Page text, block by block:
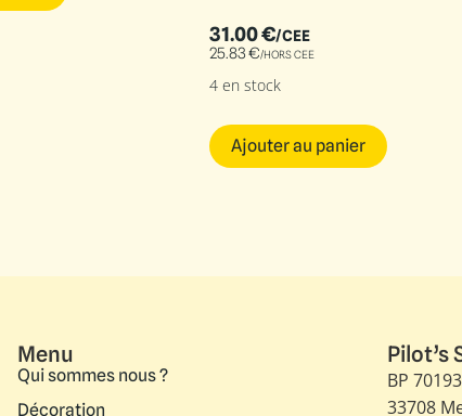
31.00€/CEE
25.83€/HORS CEE
4 en stock
Ajouter au panier
Menu
Qui sommes nous ?
Décoration
Pilot’s
BP 70193
33708